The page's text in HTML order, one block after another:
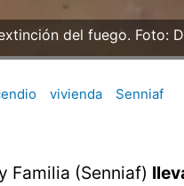
del fuego. Foto:
vivienda Senniaf
Familia (Senniaf)